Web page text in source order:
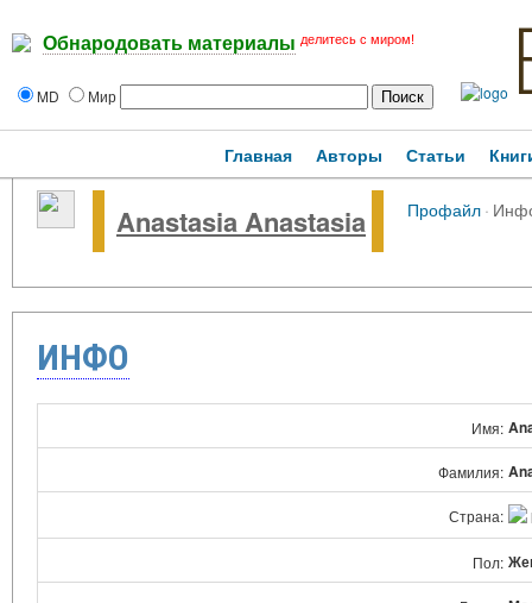
Обнародовать материалы делитесь с миром!
MD Мир
Главная Авторы Статьи
Anastasia Anastasia Профайл·
ИНФО
Имя:
Фамилия:
Страна:
Пол: